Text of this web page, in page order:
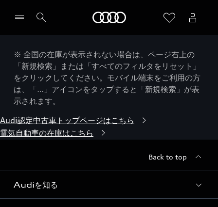
※ 全国の在庫が表示されない場合は、ページ右上の
「新規検索」または「すべてのフィルタをリセット」
をクリックしてください。モバイル端末をご利用の方
は、「…」アイコンをタップすると「新規検索」が表
示されます。
Audi認定中古車トップページはこちら
電気自動車の在庫はこちら
Back to top
Audiを知る